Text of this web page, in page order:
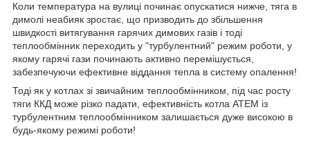
Коли температура на вулиці починає опускатися нижче, тяга в
димолі неабияк зростає, що призводить до збільшення
швидкості витягування гарячих димових газів і тоді
теплообмінник переходить у "турбулентний" режим роботи, у
якому гарячі гази починають активно перемішується,
забезпечуючи ефективне віддання тепла в систему опалення!
Тоді як у котлах зі звичайним теплообмінником, під час росту
тяги ККД може різко падати, ефективність котла АТЕМ із
турбулентним теплообмінником залишається дуже високою в
будь-якому режимі роботи!